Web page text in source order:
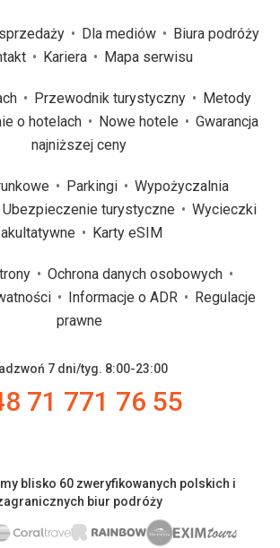
Dla mediów
Biura podróży
Kariera Mapa serwisu
Przewodnik turystyczny
Metody
o hotelach Nowe hotele
Gwarancja
najniższej ceny
Parkingi
Wypożyczalnia
Ubezpieczenie turystyczne
Wycieczki
Karty eSIM
Ochrona danych osobowych
Informacje o ADR
Regulacje
prawne
7 dni/tyg. 8:00-23:00
71 771 76 55
blisko 60 zweryfikowanych polskich i
biur podróży